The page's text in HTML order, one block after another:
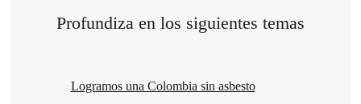
Profundiza en los siguientes temas
Logramos una Colombia sin asbesto